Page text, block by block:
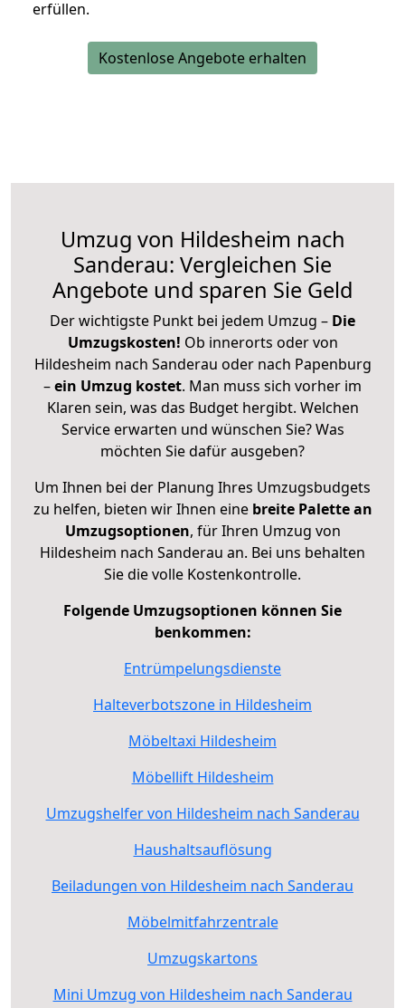
erfüllen.
Kostenlose Angebote erhalten
Umzug von Hildesheim nach
Sanderau: Vergleichen Sie
Angebote und sparen Sie Geld
Der wichtigste Punkt bei jedem Umzug – Die
Umzugskosten! Ob innerorts oder von
Hildesheim nach Sanderau oder nach Papenburg
–ein Umzug kostet. Man muss sich vorher im
Klaren sein, was das Budget hergibt. Welchen
Service erwarten und wünschen Sie? Was
möchten Sie dafür ausgeben?
Um Ihnen bei der Planung Ihres Umzugsbudgets
zu helfen, bieten wir Ihnen eine breite Palette an
Umzugsoptionen, für Ihren Umzug von
Hildesheim nach Sanderau an. Bei uns behalten
Sie die volle Kostenkontrolle.
Folgende Umzugsoptionen können Sie
benkommen:
Entrümpelungsdienste
Halteverbotszone in Hildesheim
Möbeltaxi Hildesheim
Möbellift Hildesheim
Umzugshelfer von Hildesheim nach Sanderau
Haushaltsauflösung
Beiladungen von Hildesheim nach Sanderau
Möbelmitfahrzentrale
Umzugskartons
Mini Umzug von Hildesheim nach Sanderau